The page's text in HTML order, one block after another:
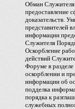
Обман
предоставление
доказательств.
представителей
информации
Служителя
Оскорбление
действий
Форуме в
оскорблении и
информации об
подделка
порядка к
служебных